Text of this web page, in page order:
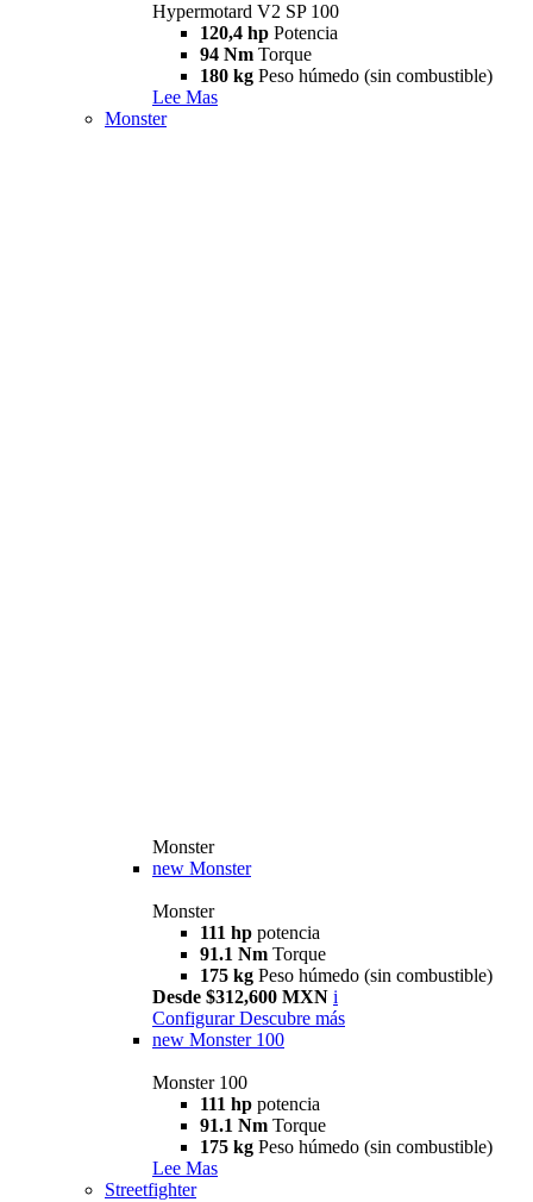
Hypermotard V2 SP 100
120,4 hp Potencia
94 Nm Torque
180 kg Peso húmedo (sin combustible)
Lee Mas
Monster
Monster
new Monster
Monster
111 hp potencia
91.1 Nm Torque
175 kg Peso húmedo (sin combustible)
Desde $312,600 MXN i
Configurar Descubre más
new Monster 100
Monster 100
111 hp potencia
91.1 Nm Torque
175 kg Peso húmedo (sin combustible)
Lee Mas
Streetfighter